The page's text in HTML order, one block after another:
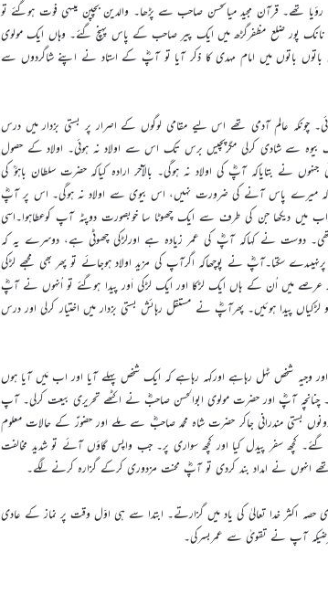
تھے۔ قرآن مجید میاںحسن صاحب سے پڑھا۔ والدین بچپن میںہی فوت ہوگئے تو
پور ضلع مظفرگڑھ میں ایک پیر صاحب کے پاس پہنچ گئے۔ وہاں ایک مولوی
باتوں میں امام مہدی کا ذکر آیا تو آپؓ کے استاد نے اپنے شاگردوں سے
عالم آدمی تھے اس لیے مقامی لوگوں کے اصرار پر بستی بزدار میں درس
سے شادی کرلی مگرپچیس برس تک اس سے اولاد نہ ہوئی۔ اولاد کے حصول
نے بتایاکہ آپؓ کی اولاد نہ ہوگی۔ بالآخر ارادہ کیاکہ حضرت سلطان باہوؒ کی
میرے پاس آنے کی ضرورت نہیں، اس بیوی سے اولاد نہ ہوگی۔ اس پر آپؓ
میں دیکھا جن کی طرف سے ایک چھوٹا سا خوبصورت دوپٹہ آپ کوعطاہوا۔اسی
دوست نے کہاکہ آپؓ کی عمر زیادہ ہے اورلڑکی چھوٹی ہے، دوسرے یہ کہ
سکتا۔آپؓ نے پوچھاکہ اگرآپ کی مزید اولاد ہوجائے تو پھر بھی مجھے لڑکی
عرصے میں اُن کے ہاں ایک لڑکا اور ایک لڑکی اَور پیدا ہوگئے تو اُنہوں نے آپؓ
پیدا ہوئیں۔ پھرآپؓ نے مستقل رہائش بستی بزدار میں اختیار کرلی اور درس
شخص ٹہل رہاہے اورکہہ رہاہے کہ ایک شخص پہلے آیا اور اب مَیں آیا ہوں
آپؓ اور حضرت مولوی ابوالحسن صاحبؓ نے اکٹھے تحریری بیعت کرلی۔ آپ
بستی مندرانی جاکر حضرت شاہ محمد صاحبؓ سے ملے اور حضورؑ کے حالات معلوم
کچھ سفر پیدل کیا اور کچھ سواری پر۔ جب واپس گاؤں آئے تو شدید مخالفت
انہوں نے امداد بند کردی تو آپؓ محنت مزدوری کرکے گزارہ کرنے لگے۔
اکثر خدا تعالیٰ کی یاد میں گزارتے۔ ابتدا سے ہی اوّل وقت پر نماز کے عادی
غرضیکہ آپ نے تقویٰ سے عمربسرکی۔